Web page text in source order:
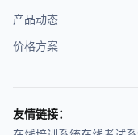
产品动态
价格方案
友情链接：